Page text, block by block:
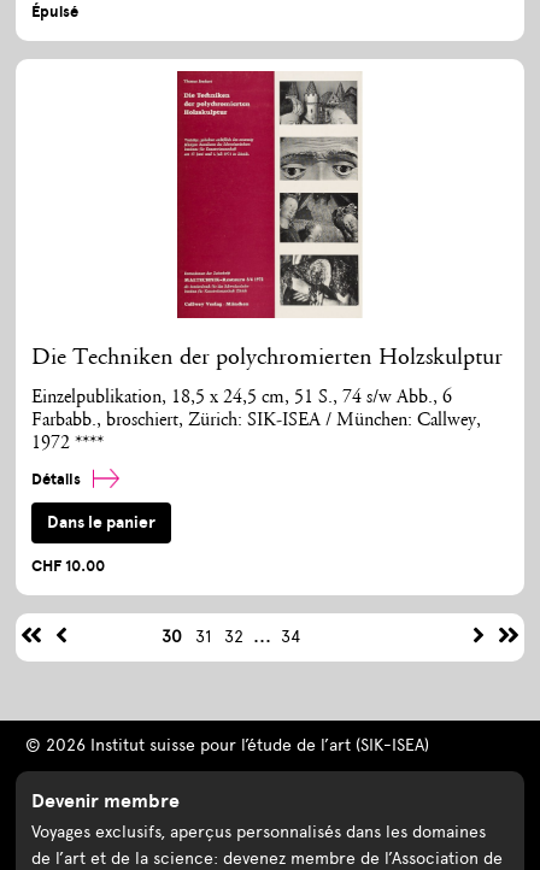
Épuisé
Die Techniken der polychromierten Holzskulptur
Einzelpublikation, 18,5 x 24,5 cm, 51 S., 74 s/w Abb., 6
Farbabb., broschiert, Zürich: SIK-ISEA / München: Callwey,
1972 ****
Détails
Dans le panier
CHF 10.00
30 31 32 ... 34
© 2026 Institut suisse pour l’étude de l’art (SIK-ISEA)
Devenir membre
Voyages exclusifs, aperçus personnalisés dans les domaines
de l’art et de la science: devenez membre de l’Association de